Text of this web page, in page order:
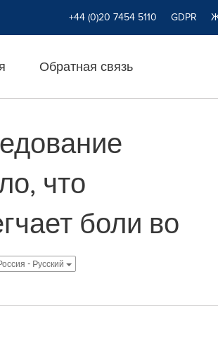
+44 (0)20 7454 5110 GDPR
Обратная связь
что
боли во
- Pусский